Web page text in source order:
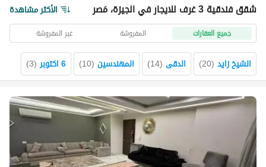
شقق فندقية 3 غرف للايجار في الجيزة، مَصر الأكثر مشاهدة
جميع العقارات المفروشة غير المفروشة
الشيخ زايد (
20
) الدقى (
14
) المهندسين (
10
) 6 اكتوبر (
3
)